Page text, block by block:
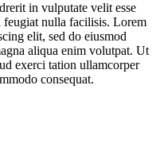
in vulputate velit esse
feugiat nulla facilisis. Lorem
elit, sed do eiusmod
aliqua enim volutpat. Ut
exerci tation ullamcorper
consequat.